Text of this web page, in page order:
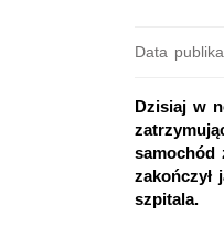
Data
Dzisiaj w
samochód
szpitala.